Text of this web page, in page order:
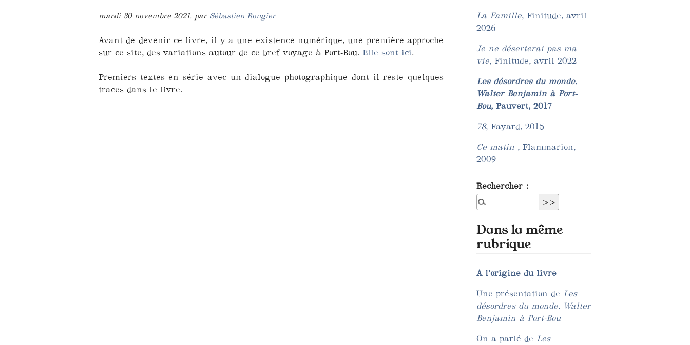
mardi 30 novembre 2021, par Sébastien Rongier
Avant de devenir ce livre, il y a une existence numérique, une première approche
sur ce site, des variations autour de ce bref voyage à Port-Bou. Elle sont ici.
Premiers textes en série avec un dialogue photographique dont il reste quelques
traces dans le livre.
La Famille, Finitude, avril
2026
Je ne déserterai pas ma
vie, Finitude, avril 2022
Les désordres du monde.
Walter Benjamin à Port-
Bou, Pauvert, 2017
78, Fayard, 2015
Ce matin , Flammarion,
2009
Rechercher :
Dans la même
rubrique
A l’origine du livre
Une présentation de Les
désordres du monde. Walter
Benjamin à Port-Bou
On a parlé de Les